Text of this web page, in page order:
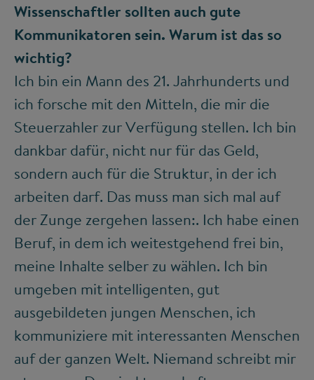
Wissenschaftler sollten auch gute
Kommunikatoren sein. Warum ist das so
wichtig?
Ich bin ein Mann des 21. Jahrhunderts und
ich forsche mit den Mitteln, die mir die
Steuerzahler zur Verfügung stellen. Ich bin
dankbar dafür, nicht nur für das Geld,
sondern auch für die Struktur, in der ich
arbeiten darf. Das muss man sich mal auf
der Zunge zergehen lassen:. Ich habe einen
Beruf, in dem ich weitestgehend frei bin,
meine Inhalte selber zu wählen. Ich bin
umgeben mit intelligenten, gut
ausgebildeten jungen Menschen, ich
kommuniziere mit interessanten Menschen
auf der ganzen Welt. Niemand schreibt mir